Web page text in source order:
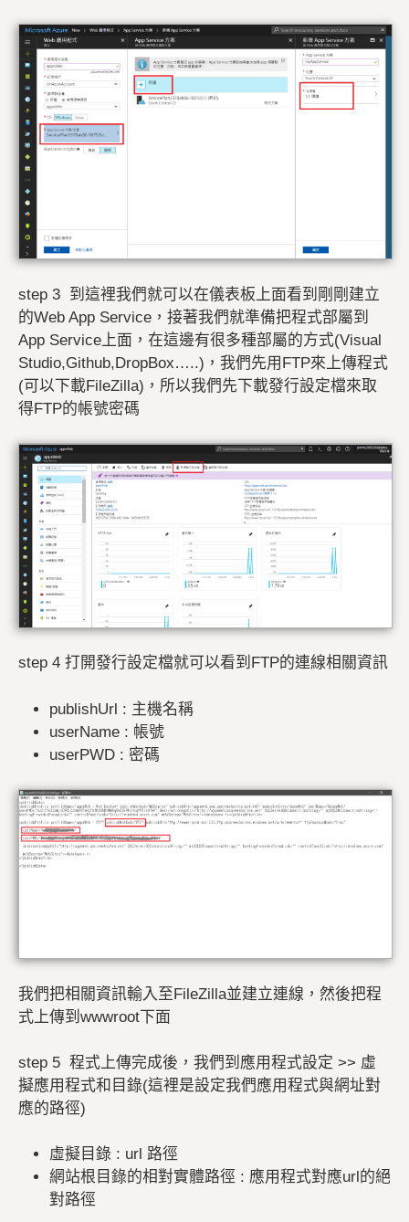
step 3 到這裡我們就可以在儀表板上面看到剛剛建立
的Web App Service，接著我們就準備把程式部屬到
App Service上面，在這邊有很多種部屬的方式(Visual
Studio,Github,DropBox…..)，我們先用FTP來上傳程式
(可以下載FileZilla)，所以我們先下載發行設定檔來取
得FTP的帳號密碼
step 4 打開發行設定檔就可以看到FTP的連線相關資訊
publishUrl : 主機名稱
userName : 帳號
userPWD : 密碼
我們把相關資訊輸入至FileZilla並建立連線，然後把程
式上傳到wwwroot下面
step 5 程式上傳完成後，我們到應用程式設定 >> 虛
擬應用程式和目錄(這裡是設定我們應用程式與網址對
應的路徑)
虛擬目錄 : url 路徑
網站根目錄的相對實體路徑 : 應用程式對應url的絕
對路徑